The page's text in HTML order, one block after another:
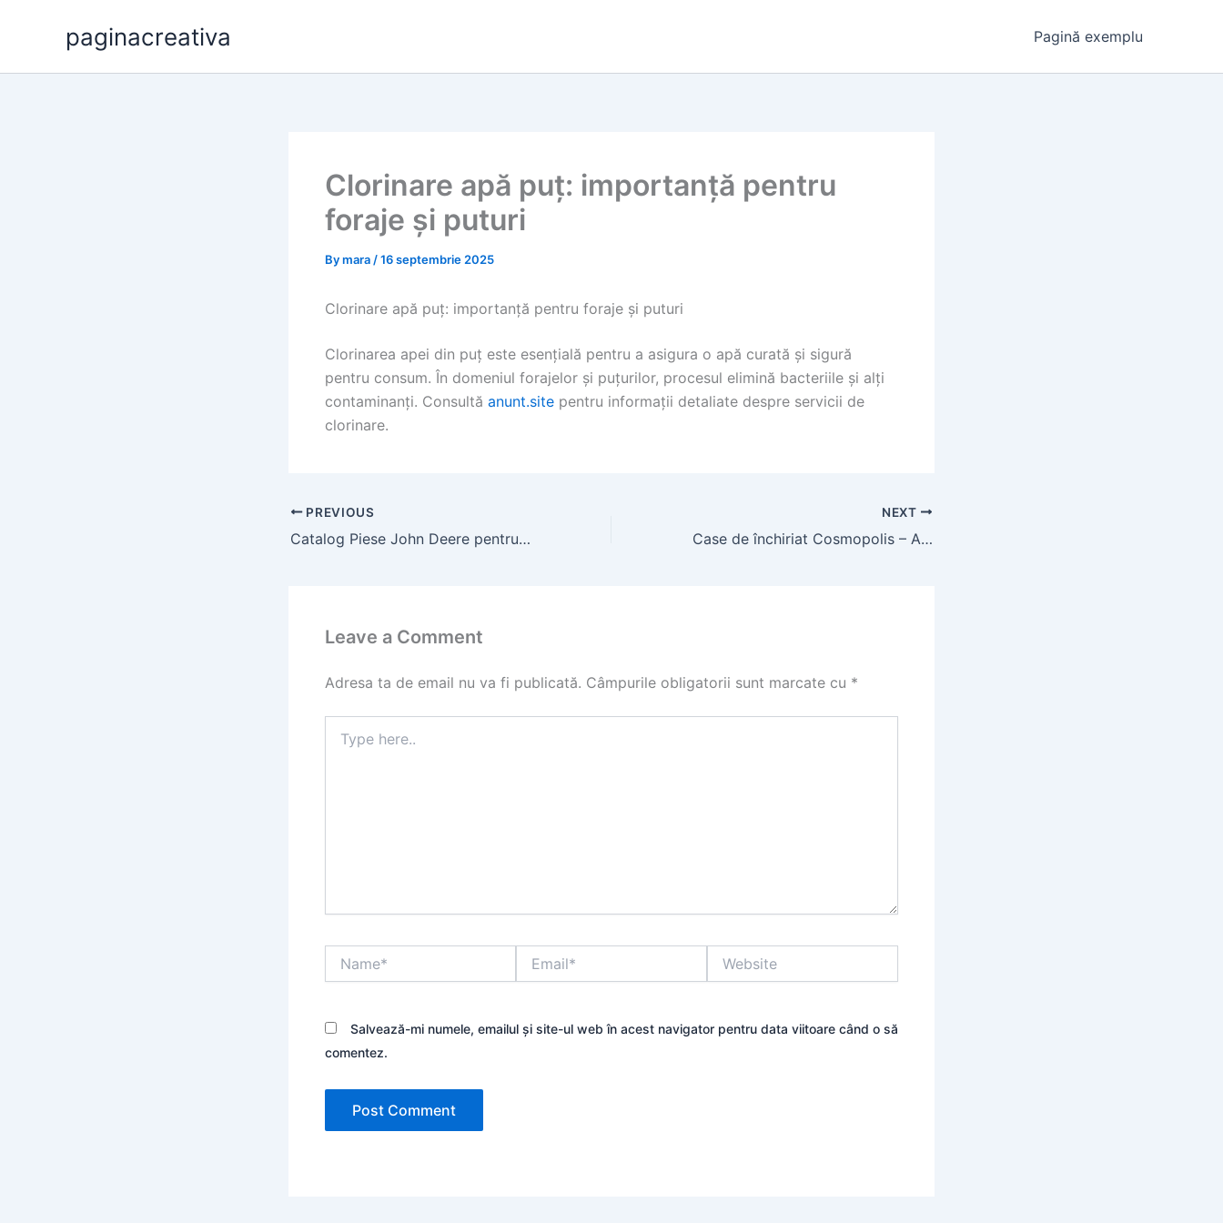
paginacreativa Pagină exemplu
Clorinare apă puț: importanță pentru
foraje și puturi
Bymara /16 septembrie 2025
Clorinare apă puț: importanță pentru foraje și puturi
Clorinarea apei din puț este esențială pentru a asigura o apă curată și sigură
pentru consum. În domeniul forajelor și puțurilor, procesul elimină bacteriile și alți
contaminanți. Consultă anunt.site pentru informații detaliate despre servicii de
clorinare.
PREVIOUS
Catalog Piese John Deere pentru Tractoare: Găsește Piese Originale
NEXT
Case de închiriat Cosmopolis – Apartamente Studiouri
Leave a Comment
Adresa ta de email nu va fi publicată. Câmpurile obligatorii sunt marcate cu *
here..
Salvează-mi numele, emailul și site-ul web în acest navigator pentru data viitoare când o să
comentez.